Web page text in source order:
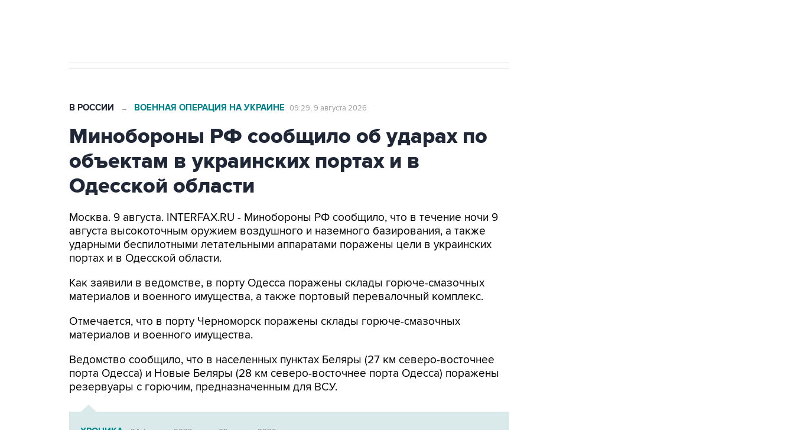
В РОССИИ → ВОЕННАЯ ОПЕРАЦИЯ НА УКРАИНЕ 09:29, 9 августа 2026
Минобороны РФ сообщило об ударах по
объектам в украинских портах и в
Одесской области
Москва. 9 августа. INTERFAX.RU - Минобороны РФ сообщило, что в течение ночи 9
августа высокоточным оружием воздушного и наземного базирования, а также
ударными беспилотными летательными аппаратами поражены цели в украинских
портах и в Одесской области.
Как заявили в ведомстве, в порту Одесса поражены склады горюче-смазочных
материалов и военного имущества, а также портовый перевалочный комплекс.
Отмечается, что в порту Черноморск поражены склады горюче-смазочных
материалов и военного имущества.
Ведомство сообщило, что в населенных пунктах Беляры (27 км северо-восточнее
порта Одесса) и Новые Беляры (28 км северо-восточнее порта Одесса) поражены
резервуары с горючим, предназначенным для ВСУ.